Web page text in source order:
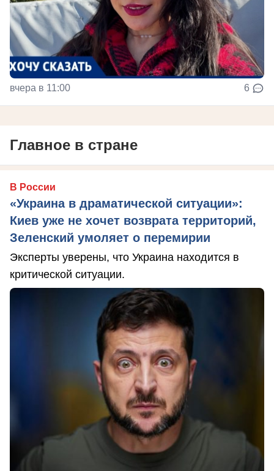
вчера в 11:00 6
Главное в стране
В России
«Украина в драматической ситуации»:
Киев уже не хочет возврата территорий,
Зеленский умоляет о перемирии
Эксперты уверены, что Украина находится в
критической ситуации.